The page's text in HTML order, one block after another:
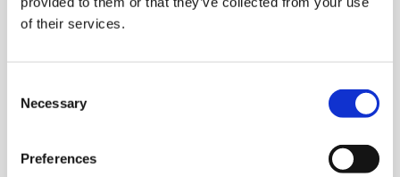
of their services.
Selection
Necessary
Preferences
Karriere
einmal im Nichtschwimmerbecken herumprobieren.
ohne Probleme die Aktivitäten heraussuchen und
aufschreiben. Einfach imitativ, sozusagen aus einem
mindestens eine/-n Teilnehmende*-n, die/der an